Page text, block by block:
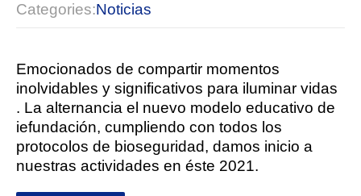
Categories:Noticias
Emocionados de compartir momentos
inolvidables y significativos para iluminar vidas
. La alternancia el nuevo modelo educativo de
iefundación, cumpliendo con todos los
protocolos de bioseguridad, damos inicio a
nuestras actividades en éste 2021.